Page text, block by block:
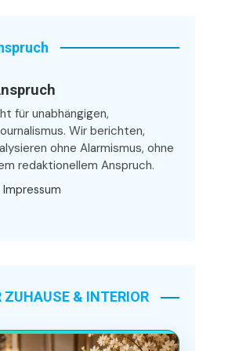
für unabhängigen,
Wir berichten,
ohne Alarmismus, ohne
redaktionellem Anspruch.
Impressum
ZUHAUSE & INTERIOR